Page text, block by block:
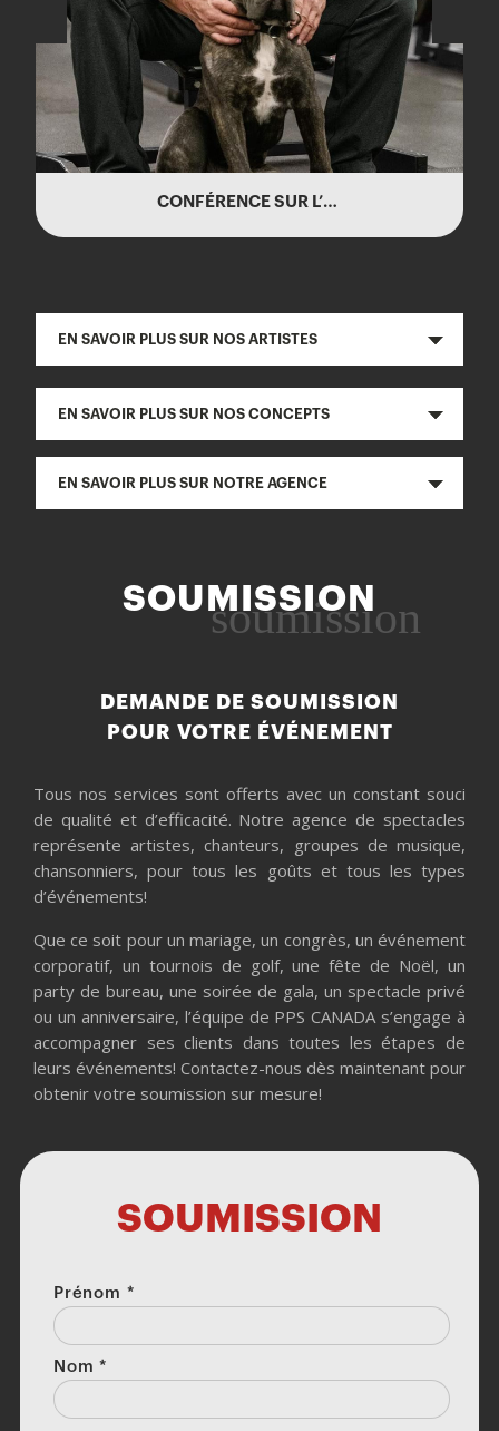
CONFÉRENCE SUR L’INTIMIDATION – HUGO GIRARD
EN SAVOIR PLUS SUR NOS ARTISTES
EN SAVOIR PLUS SUR NOS CONCEPTS
EN SAVOIR PLUS SUR NOTRE AGENCE
SOUMISSION
soumission
DEMANDE DE SOUMISSION
POUR VOTRE ÉVÉNEMENT
Tous nos services sont offerts avec un constant souci
de qualité et d’efficacité. Notre agence de spectacles
représente artistes, chanteurs, groupes de musique,
chansonniers, pour tous les goûts et tous les types
d’événements!
Que ce soit pour un mariage, un congrès, un événement
corporatif, un tournois de golf, une fête de Noël, un
party de bureau, une soirée de gala, un spectacle privé
ou un anniversaire, l’équipe de PPS CANADA s’engage à
accompagner ses clients dans toutes les étapes de
leurs événements! Contactez-nous dès maintenant pour
obtenir votre soumission sur mesure!
SOUMISSION
Prénom *
Nom*